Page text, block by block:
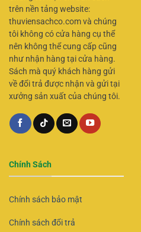
trên nền tảng website:
thuviensachco.com và chúng
tôi không có cửa hàng cụ thể
nên không thể cung cấp cũng
như nhận hàng tại cửa hàng.
Sách mà quý khách hàng gửi
về đổi trả được nhận và gửi tại
xưởng sản xuất của chúng tôi.
Chính Sách
Chính sách bảo mật
Chính sách đổi trả